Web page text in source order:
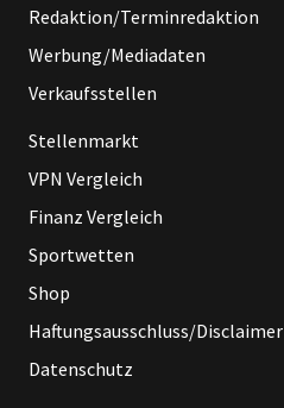
Redaktion/Terminredaktion
Werbung/Mediadaten
Verkaufsstellen
Stellenmarkt
VPN Vergleich
Finanz Vergleich
Sportwetten
Shop
Haftungsausschluss/Disclaimer
Datenschutz